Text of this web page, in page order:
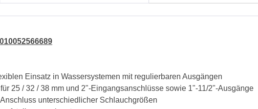
Einsatz in Wassersystemen mit regulierbaren Ausgängen
25 / 32 / 38 mm und 2"-Eingangsanschlüsse sowie 1"-11/2"-Ausgänge
unterschiedlicher Schlauchgrößen